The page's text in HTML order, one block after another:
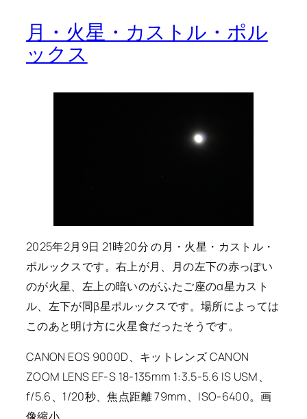
月・火星・カストル・ポル
ックス
2025年2月9日 21時20分 の月・火星・カストル・
ポルックスです。右上が月、月の左下の赤っぽい
のが火星、左上の暗いのがふたご座のα星カスト
ル、左下が同β星ポルックスです。場所によっては
このあと明け方に火星食だったそうです。
CANON EOS 9000D、キットレンズ CANON
ZOOM LENS EF-S 18-135mm 1:3.5-5.6 IS USM、
f/5.6、1/20秒、焦点距離 79mm、ISO-6400。画